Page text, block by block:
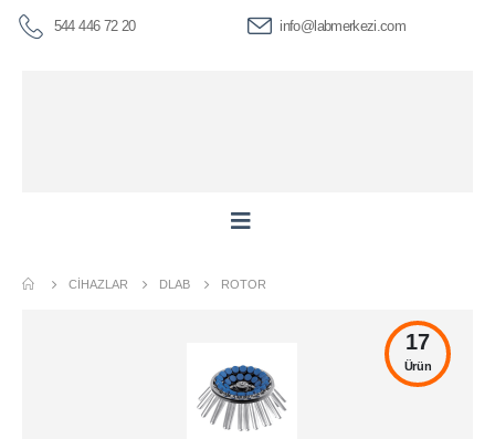
544 446 72 20 info@labmerkezi.com
CIHAZLAR DLAB ROTOR
17
Ürün